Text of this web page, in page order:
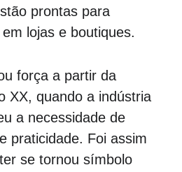
prontas para
lojas e boutiques.
força a partir da
XX, quando a indústria
a necessidade de
praticidade. Foi assim
se tornou símbolo